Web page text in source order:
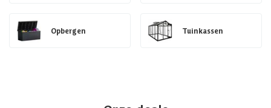
Opbergen Tuinkassen